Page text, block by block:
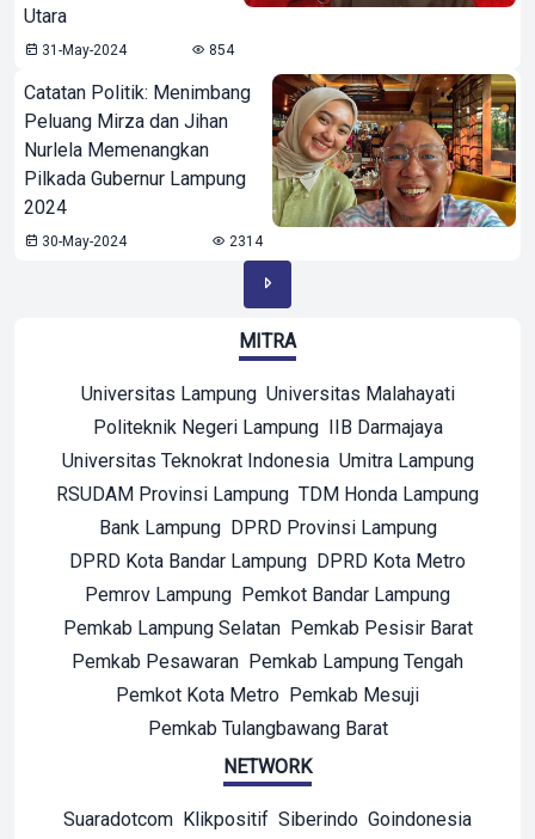
Utara
31-May-2024 854
Catatan Politik: Menimbang
Peluang Mirza dan Jihan
Nurlela Memenangkan
Pilkada Gubernur Lampung
2024
30-May-2024 2314
MITRA
Universitas Lampung Universitas Malahayati
Politeknik Negeri Lampung IIB Darmajaya
Universitas Teknokrat Indonesia Umitra Lampung
RSUDAM Provinsi Lampung TDM Honda Lampung
Bank Lampung DPRD Provinsi Lampung
DPRD Kota Bandar Lampung DPRD Kota Metro
Pemrov Lampung Pemkot Bandar Lampung
Pemkab Lampung Selatan Pemkab Pesisir Barat
Pemkab Pesawaran Pemkab Lampung Tengah
Pemkot Kota Metro Pemkab Mesuji
Pemkab Tulangbawang Barat
NETWORK
Suaradotcom Klikpositif Siberindo Goindonesia